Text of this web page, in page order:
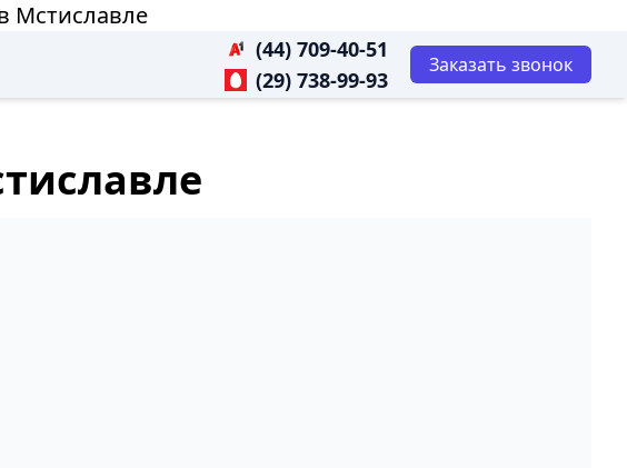
Мстиславле
(44) 709-40-51
(29) 738-99-93
Заказать звонок